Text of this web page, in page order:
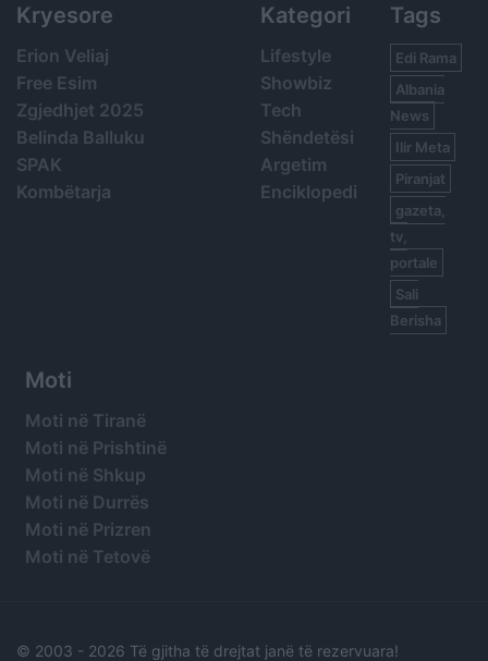
Kryesore
Erion Veliaj
Free Esim
Zgjedhjet 2025
Belinda Balluku
SPAK
Kombëtarja
Kategori
Lifestyle
Showbiz
Tech
Shëndetësi
Argetim
Enciklopedi
Tags
Edi Rama
Albania
News
Ilir Meta
Piranjat
gazeta,
tv,
portale
Sali
Berisha
Moti
Moti në Tiranë
Moti në Prishtinë
Moti në Shkup
Moti në Durrës
Moti në Prizren
Moti në Tetovë
© 2003 - 2026 Të gjitha të drejtat janë të rezervuara!